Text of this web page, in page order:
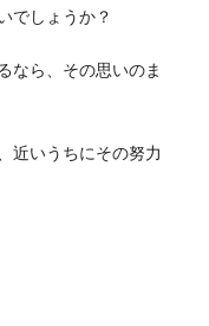
でしょうか？
なら、その思いのま
近いうちにその努力